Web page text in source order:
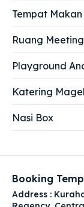
Tempat
Ruang Meeting
Playground
Katering
Nasi Box
Booking
Address :